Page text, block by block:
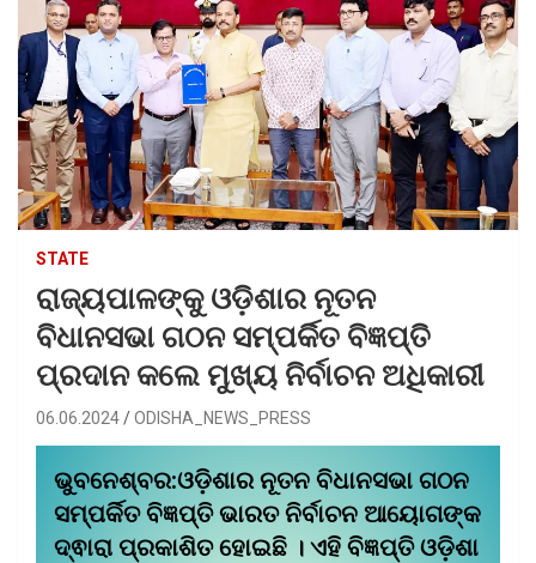
STATE
ରାଜ୍ୟପାଳଙ୍କୁ ଓଡ଼ିଶାର ନୂତନ
ବିଧାନସଭା ଗଠନ ସମ୍ପର୍କିତ ବିଜ୍ଞପ୍ତି
ପ୍ରଦାନ କଲେ ମୁଖ୍ୟ ନିର୍ବାଚନ ଅଧିକାରୀ
06.06.2024 ODISHA_NEWS_PRESS
ଭୁବନେଶ୍ବର:ଓଡ଼ିଶାର ନୂତନ ବିଧାନସଭା ଗଠନ
ସମ୍ପର୍କିତ ବିଜ୍ଞପ୍ତି ଭାରତ ନିର୍ବାଚନ ଆୟୋଗଙ୍କ
ଦ୍ଵାରା ପ୍ରକାଶିତ ହୋଇଛି । ଏହି ବିଜ୍ଞପ୍ତି ଓଡ଼ିଶା